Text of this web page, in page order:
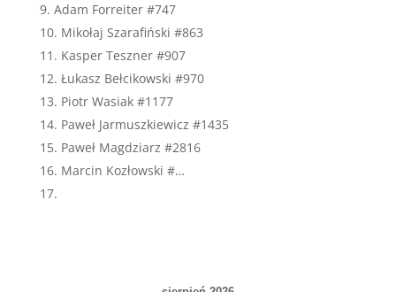
Adam Forreiter #747
Mikołaj Szarafiński #863
Kasper Teszner #907
Łukasz Bełcikowski #970
Piotr Wasiak #1177
Paweł Jarmuszkiewicz #1435
Paweł Magdziarz #2816
Marcin Kozłowski #…